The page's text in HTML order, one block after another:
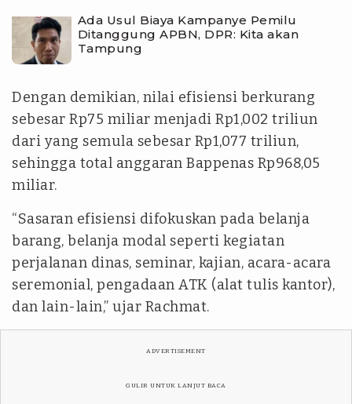
Ada Usul Biaya Kampanye Pemilu
Ditanggung APBN, DPR: Kita akan
Tampung
Dengan demikian, nilai efisiensi berkurang
sebesar Rp75 miliar menjadi Rp1,002 triliun
dari yang semula sebesar Rp1,077 triliun,
sehingga total anggaran Bappenas Rp968,05
miliar.
“Sasaran efisiensi difokuskan pada belanja
barang, belanja modal seperti kegiatan
perjalanan dinas, seminar, kajian, acara-acara
seremonial, pengadaan ATK (alat tulis kantor),
dan lain-lain,” ujar Rachmat.
ADVERTISEMENT
GULIR UNTUK LANJUT BACA